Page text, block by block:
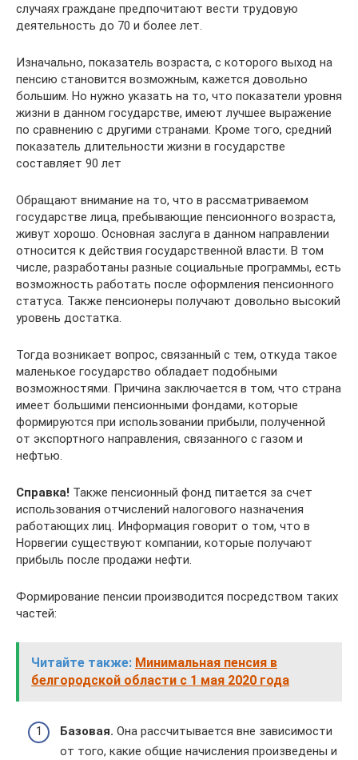
случаях граждане предпочитают вести трудовую
деятельность до 70 и более лет.
Изначально, показатель возраста, с которого выход на
пенсию становится возможным, кажется довольно
большим. Но нужно указать на то, что показатели уровня
жизни в данном государстве, имеют лучшее выражение
по сравнению с другими странами. Кроме того, средний
показатель длительности жизни в государстве
составляет 90 лет
Обращают внимание на то, что в рассматриваемом
государстве лица, пребывающие пенсионного возраста,
живут хорошо. Основная заслуга в данном направлении
относится к действия государственной власти. В том
числе, разработаны разные социальные программы, есть
возможность работать после оформления пенсионного
статуса. Также пенсионеры получают довольно высокий
уровень достатка.
Тогда возникает вопрос, связанный с тем, откуда такое
маленькое государство обладает подобными
возможностями. Причина заключается в том, что страна
имеет большими пенсионными фондами, которые
формируются при использовании прибыли, полученной
от экспортного направления, связанного с газом и
нефтью.
Справка! Также пенсионный фонд питается за счет
использования отчислений налогового назначения
работающих лиц. Информация говорит о том, что в
Норвегии существуют компании, которые получают
прибыль после продажи нефти.
Формирование пенсии производится посредством таких
частей:
Читайте также: Минимальная пенсия в
белгородской области с 1 мая 2020 года
Базовая. Она рассчитывается вне зависимости
от того, какие общие начисления произведены и